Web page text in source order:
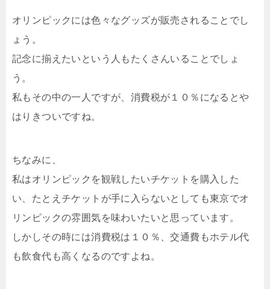
オリンピックには色々なグッズが販売されることでし
ょう。
記念に揃えたいという人もたくさんいることでしょ
う。
私もその中の一人ですが、消費税が１０％になるとや
はりきついですね。
ちなみに、
私はオリンピックを観戦したいチケットを購入した
い、たとえチケットが手に入らないとしても東京でオ
リンピックの雰囲気を味わいたいと思っています。
しかしその時には消費税は１０％、交通費もホテル代
も飲食代も高くなるのですよね。